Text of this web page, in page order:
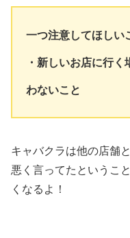
一つ注意してほしい
・新しいお店に行
わないこと
キャバクラは他の店舗
悪く言ってたというこ
くなるよ！